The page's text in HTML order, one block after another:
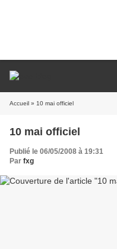
Accueil » 10 mai officiel
10 mai officiel
Publié le 06/05/2008 à 19:31
Par fxg